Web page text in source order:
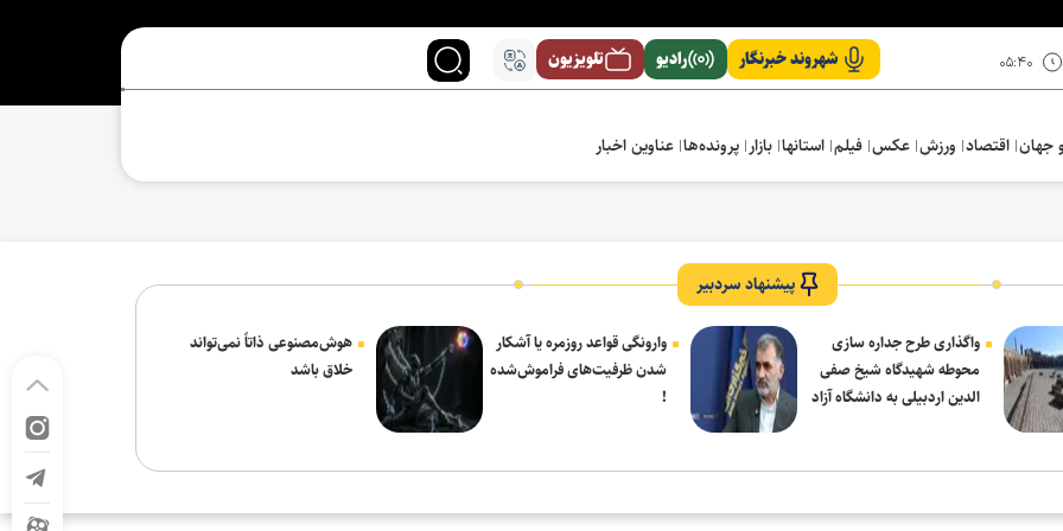
۰۵:۴۰ شهروند خبرنگار رادیو تلویزیون
جهان اقتصاد ورزش عکس فیلم استانها بازار پرونده‌ها عناوین اخبار
پیشنهاد سردبیر
واگذاری طرح جداره سازی
محوطه شهیدگاه شیخ صفی
الدین اردبیلی به دانشگاه آزاد
وارونگی قواعد روزمره یا آشکار
شدن ظرفیت‌های فراموش‌شده
!
هوش‌مصنوعی ذاتاً نمی‌تواند
خلاق باشد